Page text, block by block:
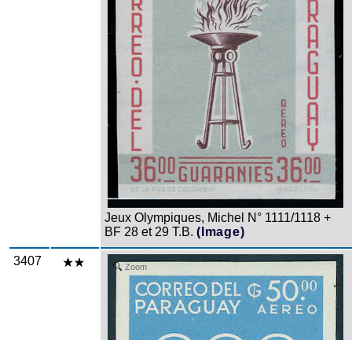
Jeux Olympiques, Michel N° 1111/1118 +
BF 28 et 29 T.B. (Image)
3407 Zoom